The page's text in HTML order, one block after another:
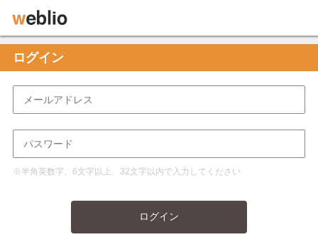
ログイン
※半角英数字、6文字以上、32文字以内で入力してください
ログイン